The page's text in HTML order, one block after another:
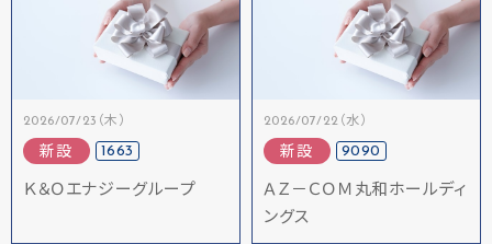
2026/07/23（木）
新設 1663
Ｋ＆Ｏエナジーグループ
2026/07/22（水）
新設 9090
ＡＺ－ＣＯＭ丸和ホールディ
ングス